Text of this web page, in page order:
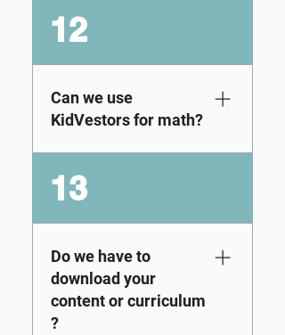
on the learner.
Parents and
educators can
preview the exact
lessons assigned to
their student by
signing up for the
Discovery Pass free
trial and logging into
Modules and
Lessons → Modules
→ click the view
icon to see the full
绝对是。KidVestors
的课程实际上超出了
还教授学生创业精
神，并专注于跨多种
12
Can we use
KidVestors for math?
Our curriculum is not
only fully aligned with
Standards, but we
also go beyond these
benchmarks by
integrating concepts
13
Do we have to
download your
content or curriculum
?